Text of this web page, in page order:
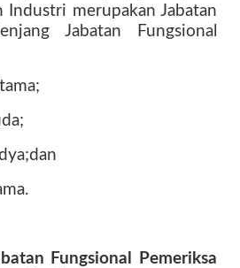
Industri merupakan Jabatan
Jabatan Fungsional
Fungsional Pemeriksa